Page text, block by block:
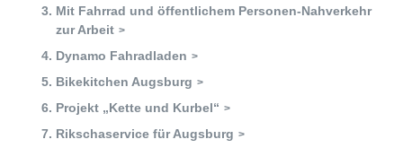
Zukunftspreis
Themen
Projekte
Zukunftstagung
Mit Fahrrad und öffentlichem Personen-Nahverkehr
zur Arbeit
Dynamo Fahradladen
Bikekitchen Augsburg
Projekt „Kette und Kurbel“
Rikschaservice für Augsburg